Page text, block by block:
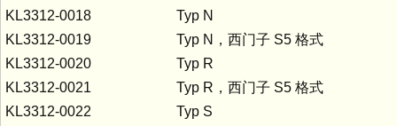
KL3312-0018
Typ N
KL3312-0019
Typ N，西门子 S5 格式
KL3312-0020
Typ R
KL3312-0021
Typ R，西门子 S5 格式
KL3312-0022
Typ S